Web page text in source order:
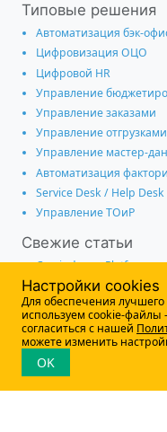
Типовые решения
Автоматизация бэк-
Цифровизация ОЦО
Цифровой HR
Управление
Управление заказами
Управление отгрузками
Управление мастер-
Автоматизация
Service Desk / Help Desk
Управление ТОиР
Свежие статьи
Comindware Platform —
платформ по версии
IN’HUB 2026: BPM-
работать эффективнее
Как ИИ повышает
цифрового РОПа
Решения по
в топе российских SRM-
Настройки cookies
Для обеспечения
используем cookie-
согласиться с нашей
можете изменить
OK